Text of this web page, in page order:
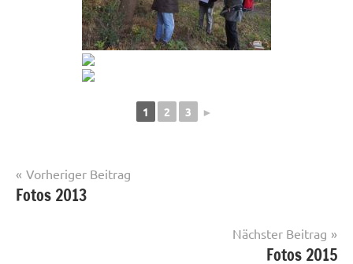
1 2 3 ►
Fotos
Beitragsnavigation
Vorheriger Beitrag
Fotos 2013
Nächster Beitrag
Fotos 2015